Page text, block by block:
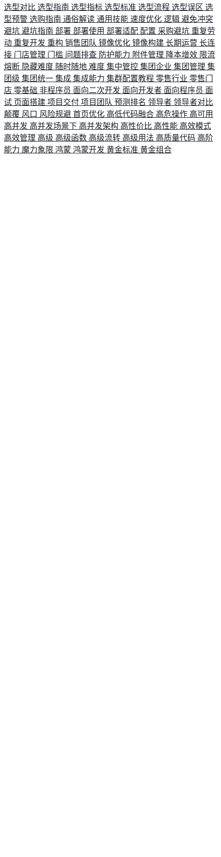
选型对比 选型指南 选型指标 选型标准 选型流程 选型误区 选
型预警 选购指南 通俗解读 通用技能 速度优化 逻辑 避免冲突
避坑 避坑指南 部署 部署使用 部署适配 配置 采购避坑 重复劳
动 重复开发 重构 销售团队 镜像优化 镜像构建 长期运营 长连
接 门店管理 门槛 问题排查 防护能力 附件管理 降本增效 限流
熔断 隐藏难度 随时随地 难度 集中管控 集团企业 集团管理 集
团级 集团统一 集成 集成能力 集群配置教程 零售行业 零售门
店 零基础 非程序员 面向二次开发 面向开发者 面向程序员 面
试 页面搭建 项目交付 项目团队 预测排名 领导者 领导者对比
颠覆 风口 风险规避 首页优化 高低代码融合 高危操作 高可用
高并发 高并发场景下 高并发架构 高性价比 高性能 高效模式
高效管理 高级 高级函数 高级流转 高级用法 高质量代码 高阶
能力 魔力象限 鸿蒙 鸿蒙开发 黄金标准 黄金组合